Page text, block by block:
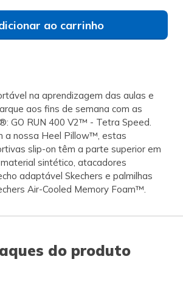
ao carrinho
na aprendizagem das aulas e
aos fins de semana com as
GO RUN 400 V2™ - Tetra Speed.
a nossa Heel Pillow™, estas
slip-on têm a parte superior em
sintético, atacadores
adaptável Skechers e palmilhas
Air-Cooled Memory Foam™.
do produto